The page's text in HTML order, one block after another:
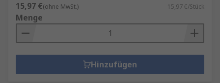
15,97 €(ohne MwSt.) 15,97 €/Stück
Menge
Hinzufügen